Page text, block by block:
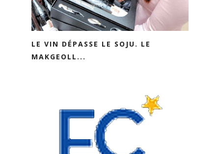
LE VIN DÉPASSE LE SOJU. LE
MAKGEOLL...